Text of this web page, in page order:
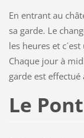
En entrant au
sa garde. Le
les heures et
Chaque jour à
garde est
Le